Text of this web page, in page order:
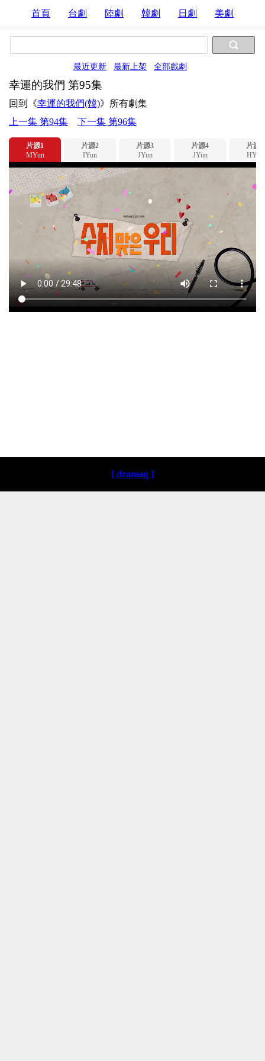
首頁 台劇 陸劇 韓劇 日劇 美劇
最近更新 最新上架 全部戲劇
幸運的我們 第95集
回到《幸運的我們(韓)》所有劇集
上一集 第94集
下一集 第96集
片源1
MYun
片源2
IYun
片源3
JYun
片源4
JYun
片源5
HYun
Loading ...
[ dramaq ]